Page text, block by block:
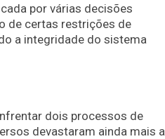
por várias decisões
de certas restrições de
a integridade do sistema
dois processos de
devastaram ainda mais a